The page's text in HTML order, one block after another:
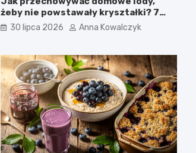
żeby nie powstawały kryształki? 7
najważniejszych zasad.
30 lipca 2026 Anna Kowalczyk